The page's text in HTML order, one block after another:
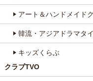
アート＆ハンドメイド
韓流・アジアドラマタ
キッズくらぶ
クラブTVO